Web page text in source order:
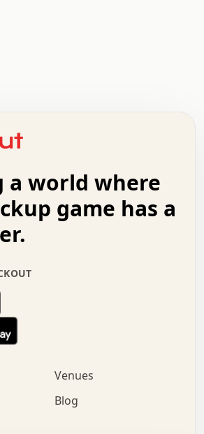
.   .   .   .   .   +   .   .
.   .   .   .   .   .   :   .
.   .   .   .   .   .   .   +
.   .   .   .   .   o   .   .
.   .   .   .   :   .   .   o
.   .   .   .   o   .   .   .
.   .   :   .   .   .   .   .
.   .   +   .   .   x   .   .
:   +   .   .   .   .   .   o
.   .   .   .   .   .   .   .
.   .   .   .   .   .   +   .
.   x   .   .   .   .   .   .
.   .   .   o   .   .   .   .
.   .   .   .   .   :   .   x
a world where
game has a
Venues
Blog